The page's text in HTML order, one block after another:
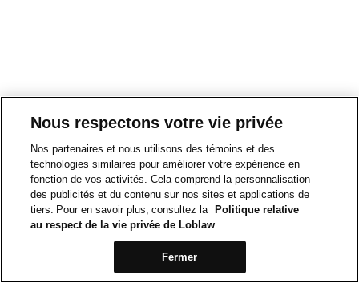
Nous respectons votre vie privée
Nos partenaires et nous utilisons des témoins et des
technologies similaires pour améliorer votre expérience en
fonction de vos activités. Cela comprend la personnalisation
des publicités et du contenu sur nos sites et applications de
tiers. Pour en savoir plus, consultez la
Politique relative
au respect de la vie privée de Loblaw
Fermer